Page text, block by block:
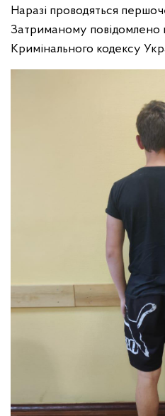
Наразі проводяться
Затриманому повідомлено
Кримінального кодексу